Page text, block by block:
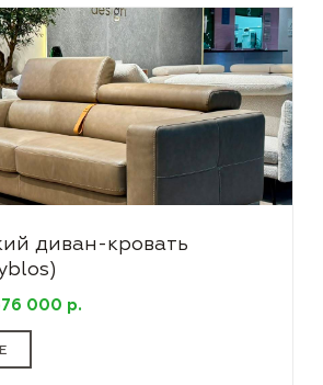
диван-кровать
000 р.